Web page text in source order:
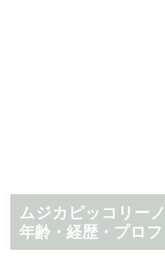
ムジカピッコリー
年齢・経歴・プロ